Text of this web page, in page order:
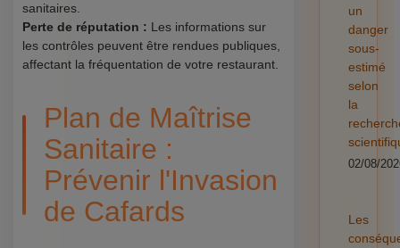
sanitaires.
Perte de réputation : Les informations sur
les contrôles peuvent être rendues publiques,
affectant la fréquentation de votre restaurant.
Plan de Maîtrise
Sanitaire :
Prévenir l'Invasion
de Cafards
un
danger
sous-
estimé
selon
la
02/08/
Les